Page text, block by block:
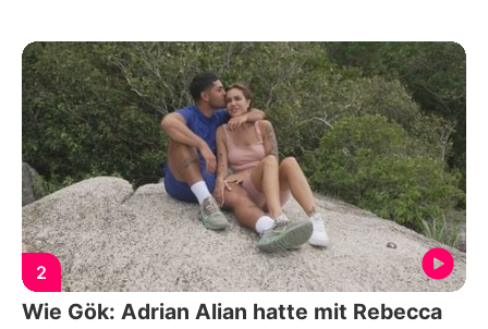
2
Wie Gök: Adrian Alian hatte mit Rebecca